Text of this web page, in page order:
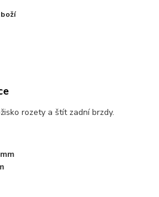
rozety a štít zadní brzdy.